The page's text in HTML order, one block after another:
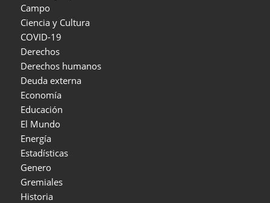
Campo
Ciencia y Cultura
COVID-19
Derechos
Derechos humanos
Deuda externa
Economía
Educación
El Mundo
Energía
Estadísticas
Genero
Gremiales
Historia